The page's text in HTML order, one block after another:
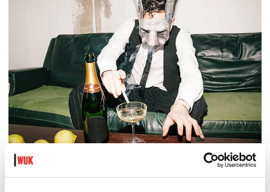
DER TÄUBLING